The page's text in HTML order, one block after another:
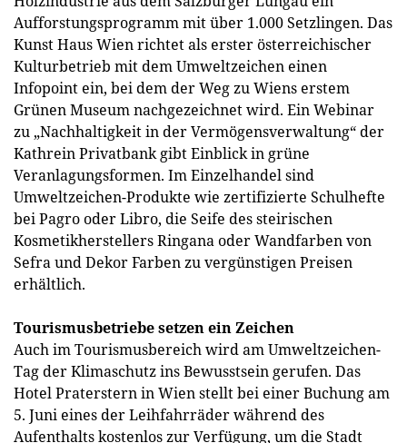
Aufforstungsprogramm mit über 1.000 Setzlingen. Das
Kunst Haus Wien richtet als erster österreichischer
Kulturbetrieb mit dem Umweltzeichen einen
Infopoint ein, bei dem der Weg zu Wiens erstem
Grünen Museum nachgezeichnet wird. Ein Webinar
zu „Nachhaltigkeit in der Vermögensverwaltung“ der
Kathrein Privatbank gibt Einblick in grüne
Veranlagungsformen. Im Einzelhandel sind
Umweltzeichen-Produkte wie zertifizierte Schulhefte
bei Pagro oder Libro, die Seife des steirischen
Kosmetikherstellers Ringana oder Wandfarben von
Sefra und Dekor Farben zu vergünstigen Preisen
erhältlich.
Tourismusbetriebe setzen ein Zeichen
Auch im Tourismusbereich wird am Umweltzeichen-
Tag der Klimaschutz ins Bewusstsein gerufen. Das
Hotel Praterstern in Wien stellt bei einer Buchung am
5. Juni eines der Leihfahrräder während des
Aufenthalts kostenlos zur Verfügung, um die Stadt